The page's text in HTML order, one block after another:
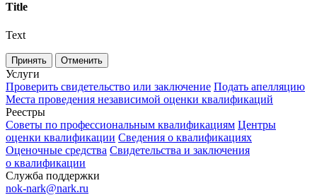
Title
Text
Принять Отменить
Услуги
Проверить свидетельство или заключение Подать апелляцию
Места проведения независимой оценки квалификаций
Реестры
Советы по профессиональным квалификациям Центры
оценки квалификации Сведения о квалификациях
Оценочные средства Свидетельства и заключения
о квалификации
Служба поддержки
nok-nark@nark.ru